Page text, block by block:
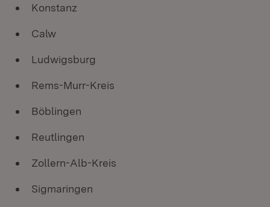
Konstanz
Calw
Ludwigsburg
Rems-Murr-Kreis
Böblingen
Reutlingen
Zollern-Alb-Kreis
Sigmaringen